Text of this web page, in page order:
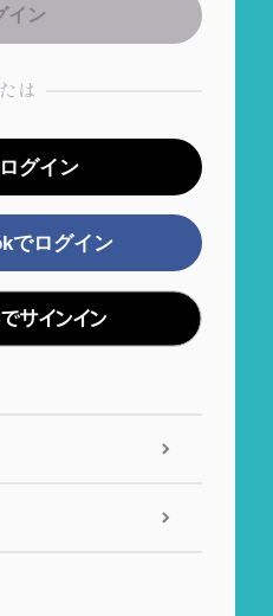
は
グイン
でログイン
インイン